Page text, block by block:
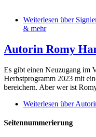
Weiterlesen über
& mehr
Autorin Romy
Es gibt einen Neuzugang im
Herbstprogramm 2023 mit
bereichern. Aber wer ist
Weiterlesen über
Seitennummerierung